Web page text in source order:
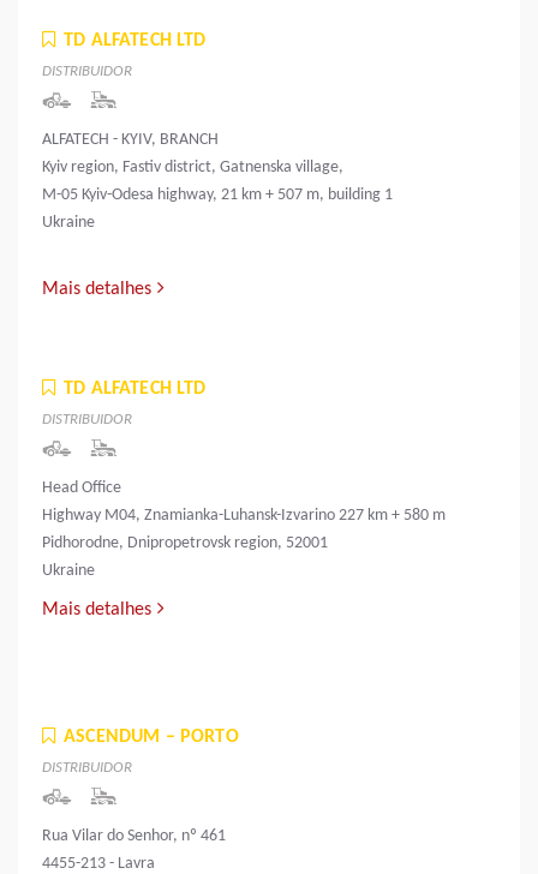
TD ALFATECH LTD
DISTRIBUIDOR
ALFATECH - KYIV, BRANCH
Kyiv region, Fastiv district, Gatnenska village,
M-05 Kyiv-Odesa highway, 21 km + 507 m, building 1
Ukraine
Mais detalhes
TD ALFATECH LTD
DISTRIBUIDOR
Head Office
Highway M04, Znamianka-Luhansk-Izvarino 227 km + 580 m
Pidhorodne, Dnipropetrovsk region, 52001
Ukraine
Mais detalhes
ASCENDUM – PORTO
DISTRIBUIDOR
Rua Vilar do Senhor, nº 461
4455-213 - Lavra